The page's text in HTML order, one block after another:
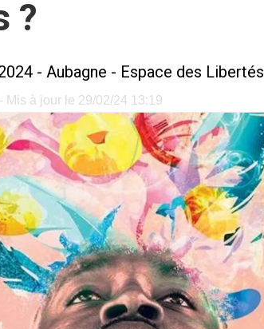
?
- Aubagne - Espace des Libertés
Mis à jour le 29/02/24 13:19